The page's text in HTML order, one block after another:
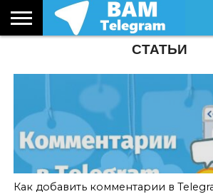
СТАТЬИ
Как добавить комментарии в